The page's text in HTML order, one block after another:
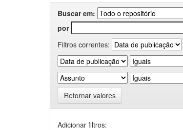
Buscar em:
por
Filtros correntes:
Retornar valores
Adicionar filtros: